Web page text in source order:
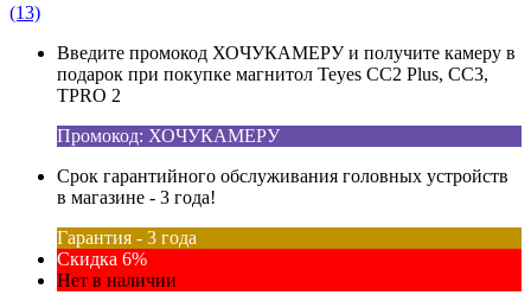
(13)
Введите промокод ХОЧУКАМЕРУ и получите камеру в
подарок при покупке магнитол Teyes CC2 Plus, CC3,
TPRO 2
Промокод: ХОЧУКАМЕРУ
Срок гарантийного обслуживания головных устройств
в магазине - 3 года!
Гарантия - 3 года
Скидка 6%
Нет в наличии